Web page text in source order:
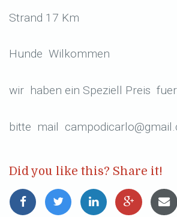
Strand 17 Km
Hunde Wilkommen
wir haben ein Speziell Preis
bitte mail
Did you like this? Share it!